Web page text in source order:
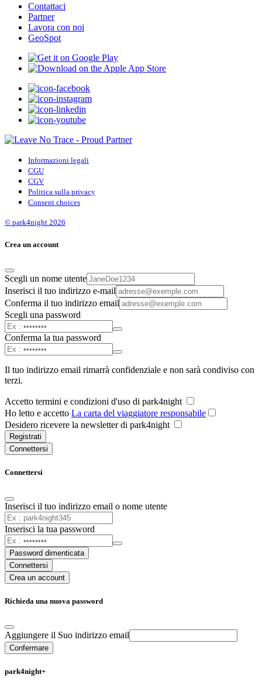
Contattaci
Partner
Lavora con noi
GeoSpot
Informazioni legali
CGU
CGV
Politica sulla privacy
Consent choices
© park4night 2026
Crea un account
Scegli un nome utente
Inserisci il tuo indirizzo e-mail
Conferma il tuo indirizzo email
Scegli una password
Conferma la tua password
Il tuo indirizzo email rimarrà confidenziale e non sarà condiviso con
terzi.
Accetto termini e condizioni d'uso di park4night
Ho letto e accetto La carta del viaggiatore responsabile
Desidero ricevere la newsletter di park4night
Registrati
Connettersi
Connettersi
Inserisci il tuo indirizzo email o nome utente
Inserisci la tua password
Password dimenticata
Connettersi
Crea un account
Richieda una nuova password
Aggiungere il Suo indirizzo email
Confermare
park4night+